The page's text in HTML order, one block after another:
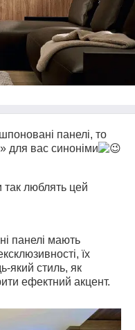
панелі, то
для вас синоніми
так люблять цей
панелі мають
їх
який стиль, як
ефектний акцент.